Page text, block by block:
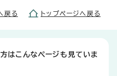
戻る トップページへ戻る
はこんなページも見ていま